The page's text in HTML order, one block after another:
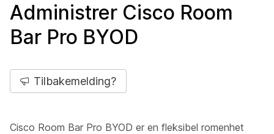
Administrer Cisco Room
Bar Pro BYOD
Tilbakemelding?
Cisco Room Bar Pro BYOD er en fleksibel romenhet